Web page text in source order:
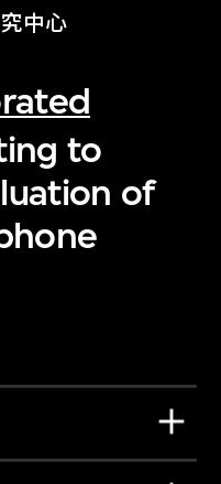
中心
to
of
十一世紀視覺